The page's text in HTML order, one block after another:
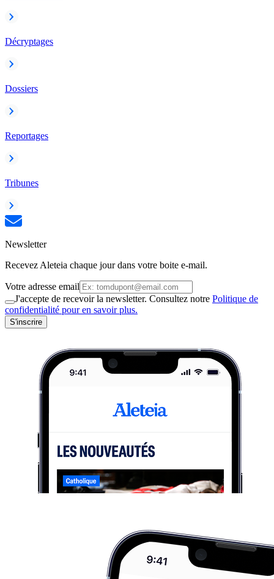
Décryptages
Dossiers
Reportages
Tribunes
Newsletter
Recevez Aleteia chaque jour dans votre boite e-mail.
Votre adresse email
J'accepte de recevoir la newsletter. Consultez notre Politique de
confidentialité pour en savoir plus.
S'inscrire